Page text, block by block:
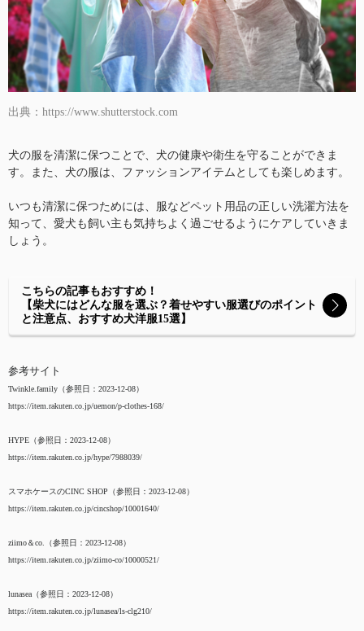
出典：https://www.shutterstock.com
犬の服を清潔に保つことで、犬の健康や衛生を守ることができま
す。また、犬の服は、ファッションアイテムとしても楽しめます。
いつも清潔に保つためには、服などペット用品の正しい洗濯方法を
知って、愛犬も飼い主も気持ちよく過ごせるようにケアしていきま
しょう。
こちらの記事もおすすめ！
【柴犬にはどんな服を選ぶ？着せやすい服選びのポイント
と注意点、おすすめ犬洋服15選】
参考サイト
Twinkle.family（参照日：2023-12-08）
https://item.rakuten.co.jp/uemon/p-clothes-168/
HYPE（参照日：2023-12-08）
https://item.rakuten.co.jp/hype/7988039/
スマホケースのCINC SHOP（参照日：2023-12-08）
https://item.rakuten.co.jp/cincshop/10001640/
ziimo＆co.（参照日：2023-12-08）
https://item.rakuten.co.jp/ziimo-co/10000521/
lunasea（参照日：2023-12-08）
https://item.rakuten.co.jp/lunasea/ls-clg210/